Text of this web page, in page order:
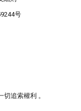
号
追索權利 。